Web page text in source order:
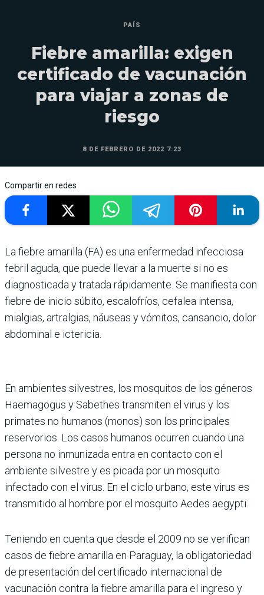
PAÍS
Fiebre amarilla: exigen
certificado de vacunación
para viajar a zonas de
riesgo
8 DE FEBRERO DE 2022 7:23
Compartir en redes
La fiebre amarilla (FA) es una enfermedad infecciosa
febril aguda, que puede llevar a la muerte si no es
diagnosticada y tratada rápidamente. Se manifiesta con
fiebre de inicio súbito, escalofríos, cefalea intensa,
mialgias, artralgias, náuseas y vómitos, cansancio, dolor
abdominal e ictericia.
En ambientes silvestres, los mosquitos de los géneros
Haemagogus y Sabethes transmiten el virus y los
primates no humanos (monos) son los principales
reservorios. Los casos humanos ocurren cuando una
persona no inmunizada entra en contacto con el
ambiente silvestre y es picada por un mosquito
infectado con el virus. En el ciclo urbano, este virus es
transmitido al hombre por el mosquito Aedes aegypti.
Teniendo en cuenta que desde el 2009 no se verifican
casos de fiebre amarilla en Paraguay, la obligatoriedad
de presentación del certificado internacional de
vacunación contra la fiebre amarilla para el ingreso y